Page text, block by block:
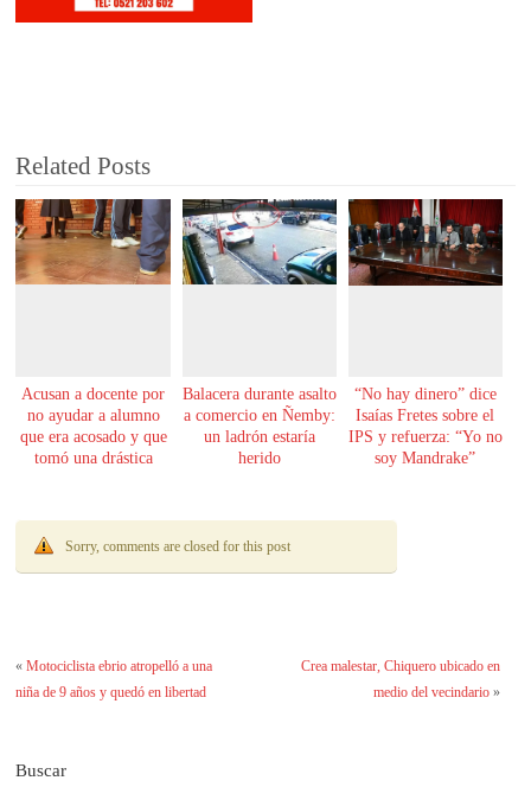
Related Posts
Acusan a docente por
no ayudar a alumno
que era acosado y que
tomó una drástica
Balacera durante asalto
a comercio en Ñemby:
un ladrón estaría
herido
“No hay dinero” dice
Isaías Fretes sobre el
IPS y refuerza: “Yo no
soy Mandrake”
Sorry, comments are closed for this post
«Motociclista ebrio atropelló a una
niña de 9 años y quedó en libertad
Crea malestar, Chiquero ubicado en
medio del vecindario»
Buscar